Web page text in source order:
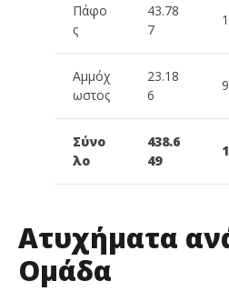
Πάφο
ς
43.78
7
Αμμόχ
ωστος
23.18
6
Σύνο
λο
438.6
49
Ατυχήματα
Ομάδα